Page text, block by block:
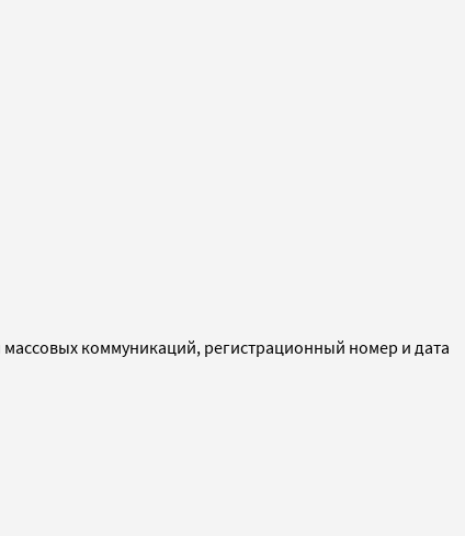
коммуникаций, регистрационный номер и дата